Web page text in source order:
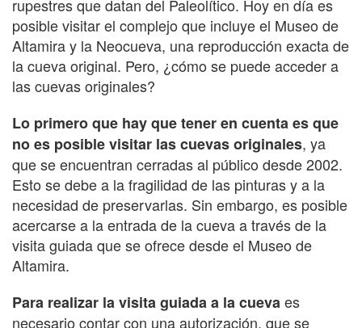
rupestres que datan del Paleolítico. Hoy en día es
posible visitar el complejo que incluye el Museo de
Altamira y la Neocueva, una reproducción exacta de
la cueva original. Pero, ¿cómo se puede acceder a
las cuevas originales?
Lo primero que hay que tener en cuenta es que
no es posible visitar las cuevas originales, ya
que se encuentran cerradas al público desde 2002.
Esto se debe a la fragilidad de las pinturas y a la
necesidad de preservarlas. Sin embargo, es posible
acercarse a la entrada de la cueva a través de la
visita guiada que se ofrece desde el Museo de
Altamira.
Para realizar la visita guiada a la cuevaes
necesario contar con una autorización, que se